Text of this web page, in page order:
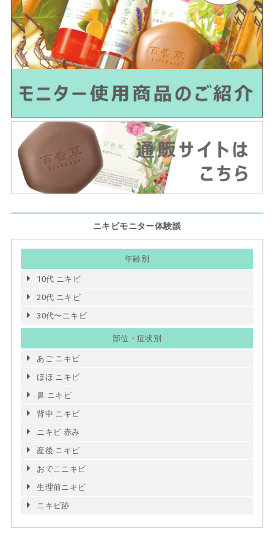
ニキビモニター体験談
年齢別
10代 ニキビ
20代 ニキビ
30代〜ニキビ
部位・症状別
あご ニキビ
ほほ ニキビ
鼻 ニキビ
背中 ニキビ
ニキビ 赤み
産後 ニキビ
おでこニキビ
生理前ニキビ
ニキビ跡